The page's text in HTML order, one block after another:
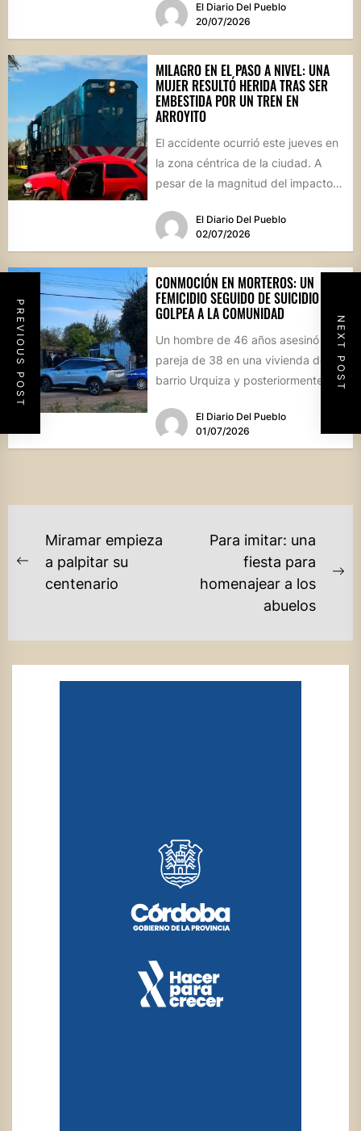
PREVIOUS POST NEXT POST
El Diario Del Pueblo
20/07/2026
MILAGRO EN EL PASO A NIVEL: UNA
MUJER RESULTÓ HERIDA TRAS SER
EMBESTIDA POR UN TREN EN
ARROYITO
El accidente ocurrió este jueves en
la zona céntrica de la ciudad. A
pesar de la magnitud del impacto,
El Diario Del Pueblo
02/07/2026
CONMOCIÓN EN MORTEROS: UN
FEMICIDIO SEGUIDO DE SUICIDIO
GOLPEA A LA COMUNIDAD
Un hombre de 46 años asesinó a su
pareja de 38 en una vivienda del
barrio Urquiza y posteriormente
El Diario Del Pueblo
01/07/2026
NAVEGACIÓN
DE
ENTRADAS
Previous
post:
Miramar empieza
a palpitar su
centenario
Para imitar: una
fiesta para
homenajear a los
abuelos